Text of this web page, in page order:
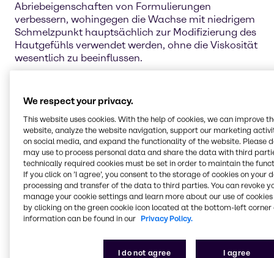
Abriebeigenschaften von Formulierungen
verbessern, wohingegen die Wachse mit niedrigem
Schmelzpunkt hauptsächlich zur Modifizierung des
Hautgefühls verwendet werden, ohne die Viskosität
wesentlich zu beeinflussen.
Boosting, Filmbildung, verbesserte
Übertragungsbeständigkeit, Verhinderung von
Schimmelrissen, verbesserte Wasserbeständigkeit,
Stabilisierung und Verhinderung des "Schwitzens"
von Lippenstiften.
Bienenwachs synthetisch, VEGAN
Candelillawachs
Carnaubawachs
MC Wachs
We respect your privacy.
This website uses cookies. With the help of cookies, we can improve
website, analyze the website navigation, support our marketing
on social media, and expand the functionality of the website. Please
may use to process personal data and share the data with third
technically required cookies must be set in order to maintain the
If you click on ’I agree’, you consent to the storage of cookies on your
processing and transfer of the data to third parties. You can revoke
manage your cookie settings and learn more about our use of cookies
by clicking on the green cookie icon located at the bottom-left corner
information can be found in our Privacy Policy.
I do not agree I agree